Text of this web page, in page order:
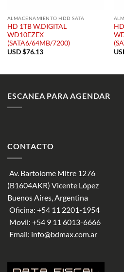
ALMACENAMIENTO HDD SATA
HD 1TB W.DIGITAL
WD10EZEX
(SATA6/64MB/7200)
USD $76.13
ESCANEA PARA AGENDAR
CONTACTO
Av. Bartolome Mitre 1276
(B1604AKR) Vicente López
Buenos Aires, Argentina
Oficina: +54 11 2201-1954
Movil: +54 9 11 6013-6666
Email: info@bdmax.com.ar